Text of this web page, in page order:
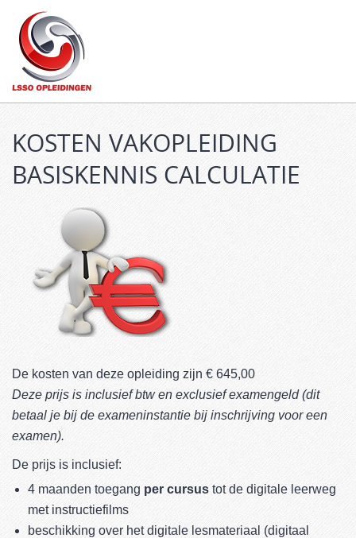
KOSTEN VAKOPLEIDING
BASISKENNIS CALCULATIE
De kosten van deze opleiding zijn € 645,00
Deze prijs is inclusief btw en exclusief examengeld (dit
betaal je bij de exameninstantie bij inschrijving voor een
examen).
De prijs is inclusief:
4 maanden toegang per cursus tot de digitale leerweg
met instructiefilms
beschikking over het digitale lesmateriaal (digitaal